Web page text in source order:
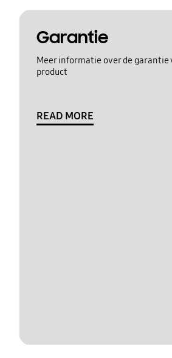
Garantie
Meer informatie over de garantie
product
READ MORE